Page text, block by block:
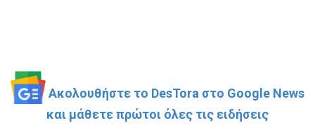
Ακολουθήστε το DesTora στο Google News
και μάθετε πρώτοι όλες τις ειδήσεις